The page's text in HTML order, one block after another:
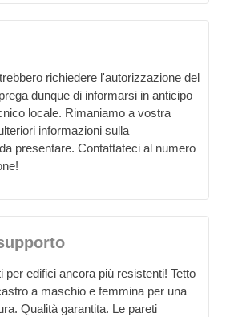
richiedere l'autorizzazione del
dunque di informarsi in anticipo
locale. Rimaniamo a vostra
informazioni sulla
presentare. Contattateci al numero
per edifici ancora più resistenti! Tetto
a maschio e femmina per una
Qualità garantita. Le pareti